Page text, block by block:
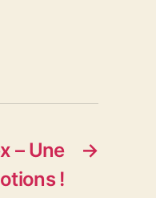
→
– Une
!